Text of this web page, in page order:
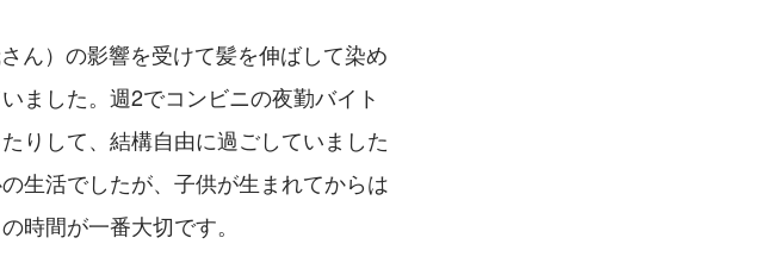
ん）の影響を受けて髪を伸ばして染め
ました。週2でコンビニの夜勤バイト
りして、結構自由に過ごしていました
生活でしたが、子供が生まれてからは
時間が一番大切です。